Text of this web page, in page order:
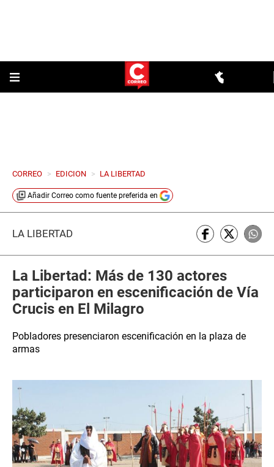
CORREO > EDICION > LA LIBERTAD
Añadir Correo como fuente preferida en
LA LIBERTAD
La Libertad: Más de 130 actores
participaron en escenificación de Vía
Crucis en El Milagro
Pobladores presenciaron escenificación en la plaza de
armas